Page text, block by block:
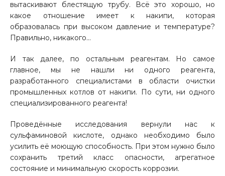
вытаскивают блестящую трубу. Всё это хорошо, но
какое отношение имеет к накипи, которая
образовалась при высоком давление и температуре?
Правильно, никакого…
И так далее, по остальным реагентам. Но самое
главное, мы не нашли ни одного реагента,
разработанного специалистами в области очистки
промышленных котлов от накипи. По сути, ни одного
специализированного реагента!
Проведённые исследования вернули нас к
сульфаминовой кислоте, однако необходимо было
усилить её моющую способность. При этом нужно было
сохранить третий класс опасности, агрегатное
состояние и минимальную скорость коррозии.